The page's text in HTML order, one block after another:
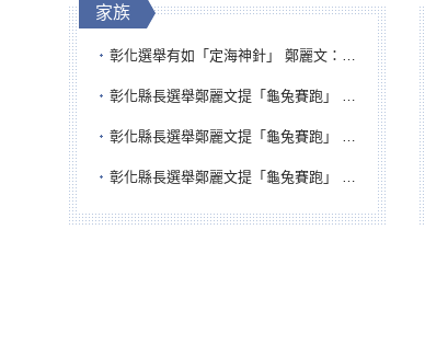
家族
彰化選舉有如「定海神針」 鄭麗文：傾全黨之力讓彰化贏
彰化縣長選舉鄭麗文提「龜兔賽跑」 綠營、無黨籍忙否認是烏龜
彰化縣長選舉鄭麗文提「龜兔賽跑」 綠營、無黨籍忙否認是烏龜
彰化縣長選舉鄭麗文提「龜兔賽跑」 綠營、無黨籍忙否認是烏龜